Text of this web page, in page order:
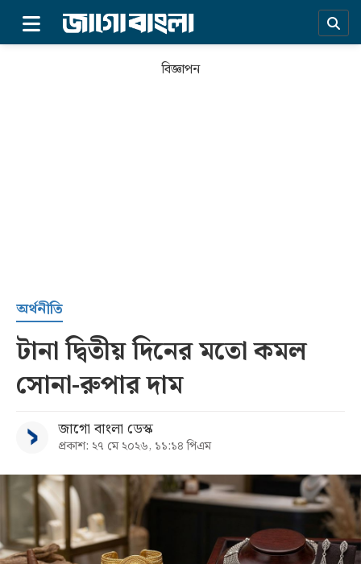
সর্বশেষ
বিভাগ
আর্কাইভ
কনভার্টার
বিজ্ঞাপন
অর্থনীতি
টানা দ্বিতীয় দিনের মতো কমল
সোনা-রুপার দাম
জাগো বাংলা ডেস্ক
প্রকাশ: ২৭ মে ২০২৬, ১১:১৪ পিএম